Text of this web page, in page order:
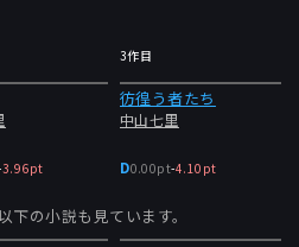
生活保護に代わる給付つき税額控
議論されている。しかし、会社が
いうのは筋が違う。順番からいっ
が生じるところまで最低賃金を引
会社が倒産するなら、従業員に最
社だった、というだけのことであ
い会社が、生かさず殺さずの奴隷
る株主配当と役員報酬に対抗でき
課税にする、年収200万までを基
3.96pt
3作目
彷徨う者たち
中山七里
D0.00pt-4.10pt
の小説も見ています。